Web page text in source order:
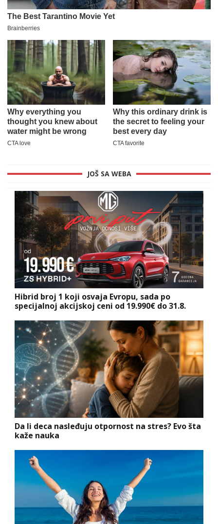
JOŠ SA WEBA
Hibrid broj 1 koji osvaja Evropu, sada po
specijalnoj akcijskoj ceni od 19.990€ do 31.8.
Da li deca nasleđuju otpornost na stres? Evo šta
kaže nauka